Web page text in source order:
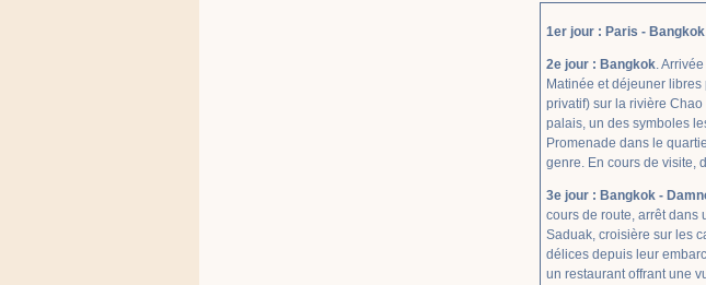
1er jour : Paris - Bangkok
2e jour : Bangkok.
Matinée et déjeuner
privatif) sur la rivière
palais, un des symboles
Promenade dans le
genre. En cours de visite,
3e jour : Bangkok -
cours de route, arrêt dans
Saduak, croisière sur les
délices depuis leur
un restaurant offrant une